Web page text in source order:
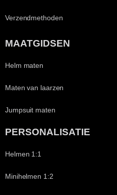
Verzendmethoden
MAATGIDSEN
Helm maten
Maten van laarzen
Jumpsuit maten
PERSONALISATIE
Helmen 1:1
Minihelmen 1:2